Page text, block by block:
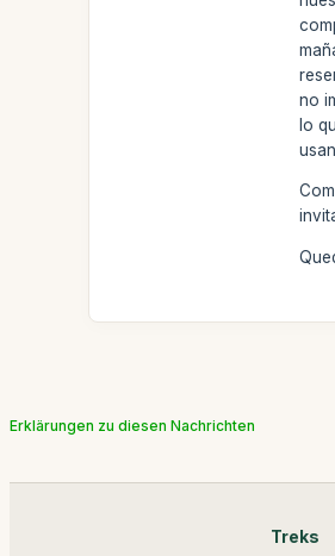
no
lo
Erklärungen zu diesen Nachrichten
Treks